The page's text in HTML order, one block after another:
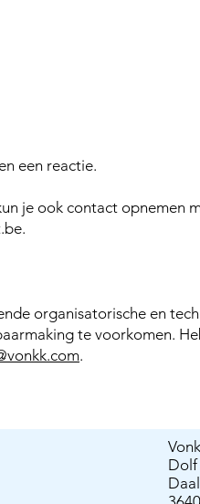
een reactie.
je ook contact opnemen
.
organisatorische en
te voorkomen.
.